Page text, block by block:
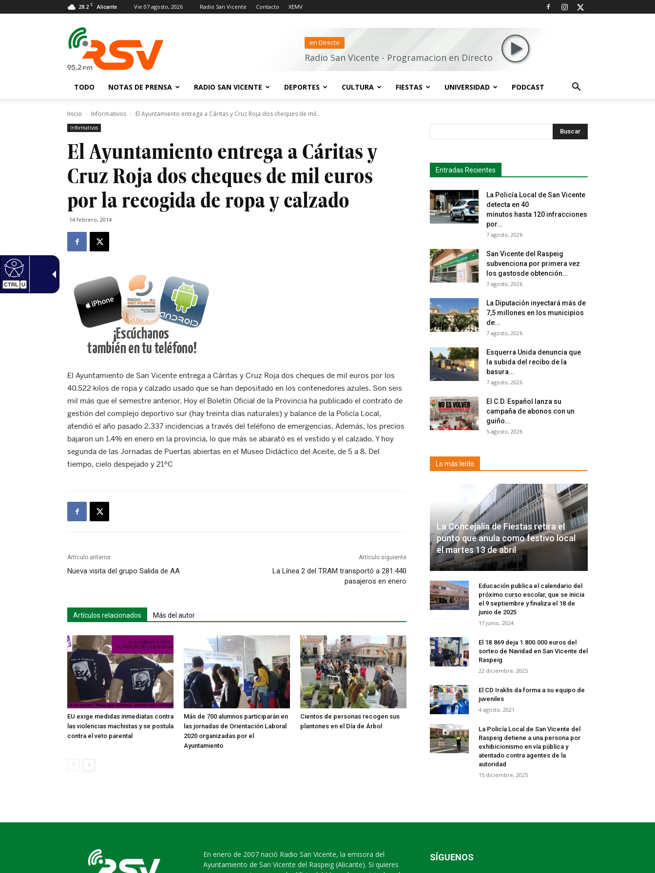
CTRL U
28.2 C Alicante Vie 07 agosto, 2026 Radio San Vicente Contacto XEMV
San
Vicente
en Directo
Radio San Vicente - Programacion en Directo
TODO NOTAS DE PRENSA RADIO SAN VICENTE DEPORTES CULTURA FIESTAS UNIVERSIDAD PODCAST
Inicio Informativos El Ayuntamiento entrega a Cáritas y Cruz Roja dos cheques de mil...
Informativos
El Ayuntamiento entrega a Cáritas y
Cruz Roja dos cheques de mil euros
por la recogida de ropa y calzado
14 febrero, 2014
El Ayuntamiento de San Vicente entrega a Cáritas y Cruz Roja dos cheques de mil euros por los
40.522 kilos de ropa y calzado usado que se han depositado en los contenedores azules. Son seis
mil más que el semestre anterior. Hoy el Boletín Oficial de la Provincia ha publicado el contrato de
gestión del complejo deportivo sur (hay treinta días naturales) y balance de la Policía Local,
atendió el año pasado 2.337 incidencias a través del teléfono de emergencias. Además, los precios
bajaron un 1.4% en enero en la provincia, lo que más se abarató es el vestido y el calzado. Y hoy
segunda de las Jornadas de Puertas abiertas en el Museo Didáctico del Aceite, de 5 a 8. Del
tiempo, cielo despejado y 21ºC
Artículo anterior
Nueva visita del grupo Salida de AA
Artículo siguiente
La Línea 2 del TRAM transportó a 281.440
pasajeros en enero
Artículos relacionados Más del autor
EU exige medidas inmediatas contra
las violencias machistas y se postula
contra el veto parental
Más de 700 alumnos participarán en
las jornadas de Orientación Laboral
2020 organizadas por el
Ayuntamiento
Cientos de personas recogen sus
plantones en el Día de Árbol
Buscar
Entradas Recientes
La Policía Local de San Vicente
detecta en 40
minutos hasta 120 infracciones
por...
7 agosto, 2026
San Vicente del Raspeig
subvenciona por primera vez
los gastosde obtención...
7 agosto, 2026
La Diputación inyectará más de
7,5 millones en los municipios
de...
7 agosto, 2026
Esquerra Unida denuncia que
la subida del recibo de la
basura...
7 agosto, 2026
El C.D. Español lanza su
campaña de abonos con un
guiño...
5 agosto, 2026
Lo más leído
La Concejalía de Fiestas retira el
punto que anula como festivo local
el martes 13 de abril
25 marzo, 2021
Educación publica el calendario del
próximo curso escolar, que se inicia
el 9 septiembre y finaliza el 18 de
junio de 2025
17 junio, 2024
El 18.869 deja 1.800.000 euros del
sorteo de Navidad en San Vicente del
Raspeig
22 diciembre, 2025
El CD Iraklis da forma a su equipo de
juveniles
4 agosto, 2021
La Policía Local de San Vicente del
Raspeig detiene a una persona por
exhibicionismo en vía pública y
atentado contra agentes de la
autoridad
15 diciembre, 2025
En enero de 2007 nació Radio San Vicente, la emisora del
Ayuntamiento de San Vicente del Raspeig (Alicante). Si quieres
SÍGUENOS